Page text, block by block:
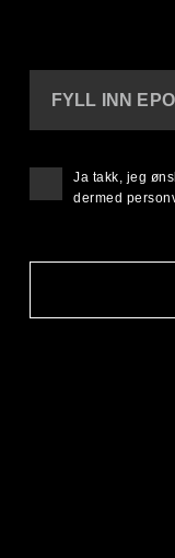
FYLL INN
Ja takk, jeg
dermed